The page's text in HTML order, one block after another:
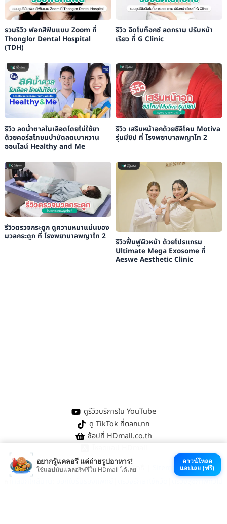
รวมรีวิว ฟอกสีฟันแบบ Zoom ที่
Thonglor Dental Hospital
(TDH)
รีวิว ฉีดโบท็อกซ์ ลดกราม ปรับหน้า
เรียว ที่ G Clinic
รีวิว ลดน้ำตาลในเลือดโดยไม่ใช้ยา
ด้วยคอร์สโภชนบำบัดลดเบาหวาน
ออนไลน์ Healthy and Me
รีวิว เสริมหน้าอกด้วยซิลิโคน Motiva
รุ่นมีชิป ที่ โรงพยาบาลพญาไท 2
รีวิวตรวจกระดูก ดูความหนาแน่นของ
มวลกระดูก ที่ โรงพยาบาลพญาไท 2
รีวิวฟื้นฟูผิวหน้า ด้วยโปรแกรม
Ultimate Mega Exosome ที่
Aeswe Aesthetic Clinic
ดูรีวิวบริการใน YouTube
ดู TikTok ที่ตลกมาก
ช้อปที่ HDmall.co.th
@ 2026 HDmall | สงวนลิขสิทธิ์ |
Sitemap
ตรวจสุขภาพทั่วไป
อยากรู้แคลอรี แค่ถ่ายรูปอาหาร!
ใช้แอปนับแคลอรีฟรีใน HDmall ได้เลย
ดาวน์โหลด
แอปเลย (ฟรี)